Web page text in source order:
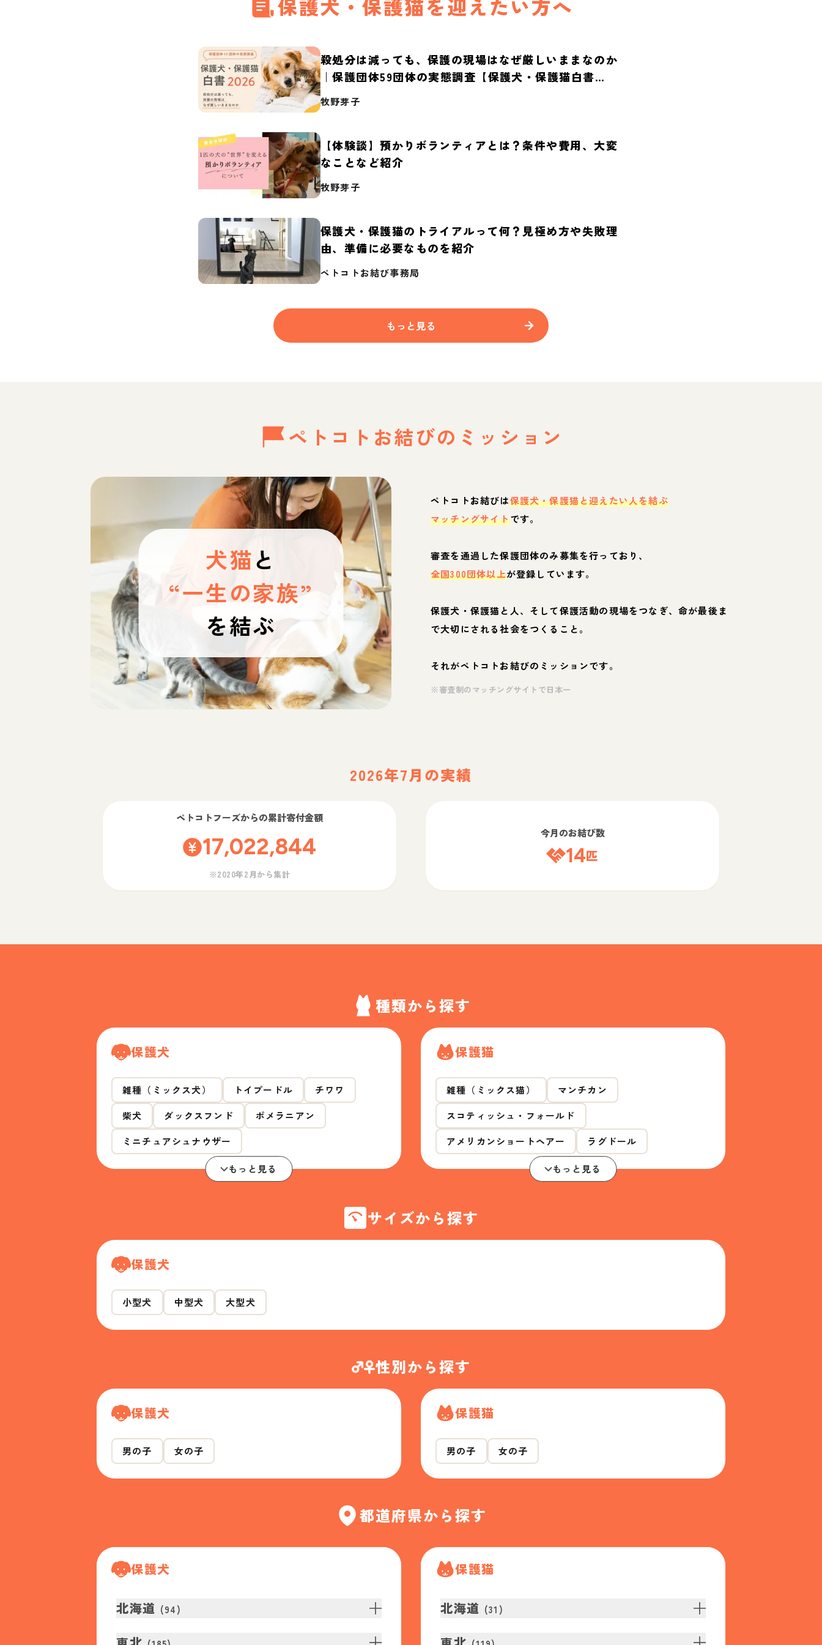
保護犬・保護猫を迎えたい方へ
殺処分は減っても、保護の現場はなぜ厳しいままなのか
｜保護団体59団体の実態調査【保護犬・保護猫白書
2026】
牧野芽子
【体験談】預かりボランティアとは？条件や費用、大変
なことなど紹介
牧野芽子
保護犬・保護猫のトライアルって何？見極め方や失敗理
由、準備に必要なものを紹介
ペトコトお結び事務局
もっと見る
ペトコトお結びの ミッション
犬猫と
“一生の家族”
を結ぶ
ペトコトお結びは保護犬・保護猫と迎えたい人を結ぶ
マッチングサイトです。
審査を通過した保護団体のみ募集を行っており、
全国300団体以上が登録しています。
保護犬・保護猫と人、そして保護活動の現場をつなぎ、命が最後ま
で大切にされる社会をつくること。
それがペトコトお結びのミッションです。
※審査制のマッチングサイトで日本一
2026年7月の実績
ペトコトフーズからの累計寄付金額
17,022,844
※2020年2月から集計
今月のお結び数
14匹
種類から探す
保護犬
雑種（ミックス犬） トイプードル
チワワ
柴犬
ダックスフンド
ポメラニアン
ミニチュアシュナウザー
もっと見る
保護猫
雑種（ミックス猫）
マンチカン
スコティッシュ・フォールド
アメリカンショートヘアー
ラグドール
もっと見る
サイズから探す
保護犬
小型犬 中型犬 大型犬
性別から探す
保護犬
男の子 女の子
保護猫
男の子 女の子
都道府県から探す
保護犬
北海道 (94)
保護猫
北海道 (31 )